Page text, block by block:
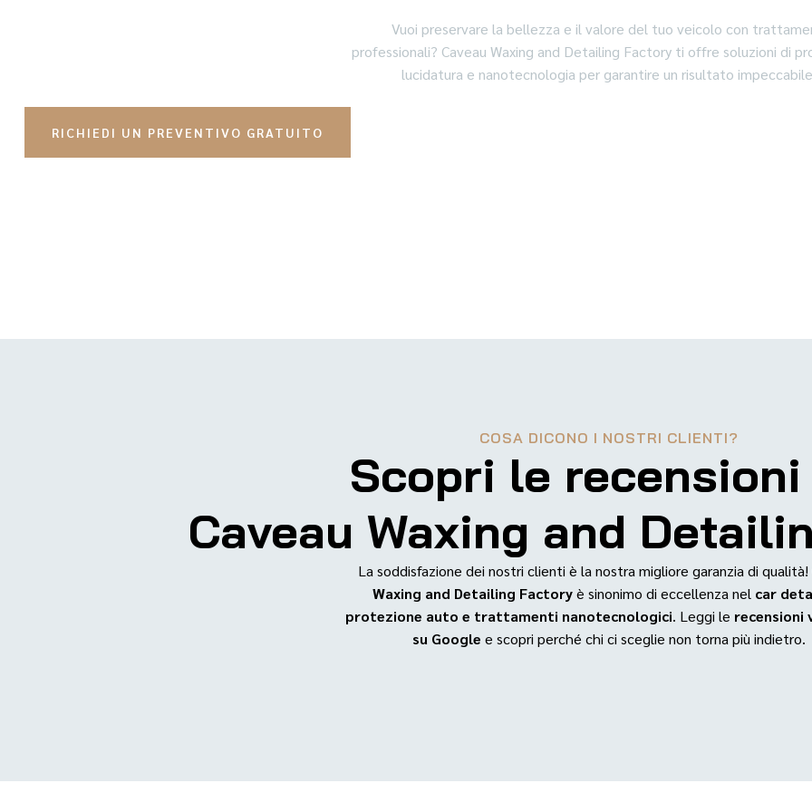
Vuoi preservare la bellezza e il valore del tuo veicolo con
professionali? Caveau Waxing and Detailing Factory ti offre soluzioni di
lucidatura e nanotecnologia per garantire un risultato
RICHIEDI UN PREVENTIVO GRATUITO
COSA DICONO I NOSTRI CLIENTI?
Scopri le recensioni
Caveau Waxing and
La soddisfazione dei nostri clienti è la nostra migliore garanzia di qualità!
Waxing and Detailing Factoryè sinonimo di eccellenza nel car
protezione auto e trattamenti nanotecnologici. Leggi le recensioni
su Google e scopri perché chi ci sceglie non torna più indietro.